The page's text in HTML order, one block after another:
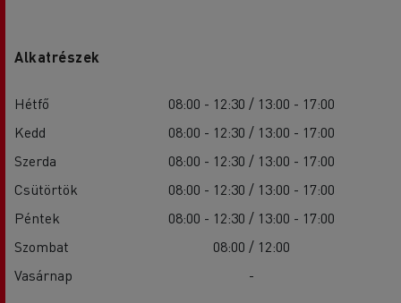
Alkatrészek
Hétfő
08:00 - 12:30 / 13:00 - 17:00
Kedd
08:00 - 12:30 / 13:00 - 17:00
Szerda
08:00 - 12:30 / 13:00 - 17:00
Csütörtök
08:00 - 12:30 / 13:00 - 17:00
Péntek
08:00 - 12:30 / 13:00 - 17:00
Szombat
08:00 / 12:00
Vasárnap
-